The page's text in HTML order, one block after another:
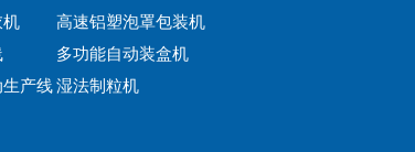
机
高速铝塑泡罩包装机
多功能自动装盒机
产线湿法制粒机